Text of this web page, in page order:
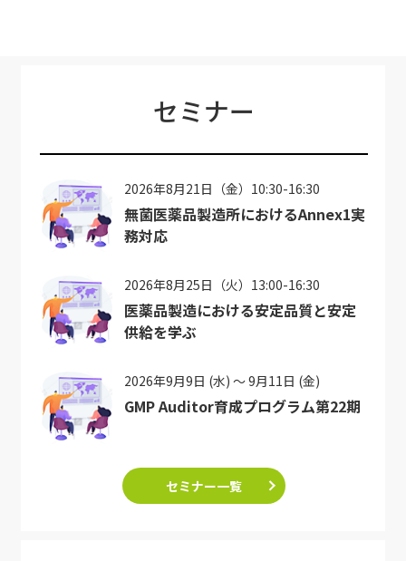
セミナー
2026年8月21日（金）10:30-16:30
無菌医薬品製造所におけるAnnex1実
務対応
2026年8月25日（火）13:00-16:30
医薬品製造における安定品質と安定
供給を学ぶ
2026年9月9日 (水) ～ 9月11日 (金)
GMP Auditor育成プログラム第22期
セミナー一覧